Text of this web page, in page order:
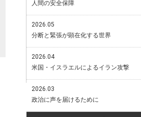
人間の安全保障
2026.05
分断と緊張が顕在化する世界
2026.04
米国・イスラエルによるイラン攻撃
2026.03
政治に声を届けるために